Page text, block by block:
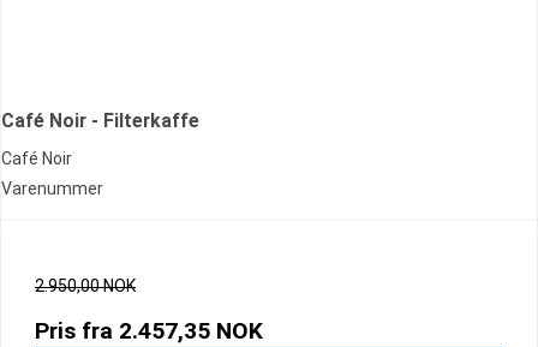
Café Noir - Filterkaffe
Café Noir
Varenummer
2.950,00 NOK
Pris fra 2.457,35 NOK